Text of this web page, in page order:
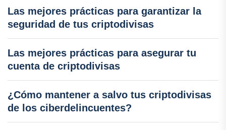
Las mejores prácticas para garantizar la
seguridad de tus criptodivisas
Las mejores prácticas para asegurar tu
cuenta de criptodivisas
¿Cómo mantener a salvo tus criptodivisas
de los ciberdelincuentes?